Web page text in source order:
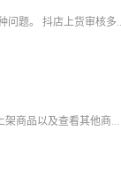
爱用科技将为大家分享抖店上货审核多久,抖音小店的商品审核多久等内容，希
抖音小店作为新兴的电商平台，为商家提供了丰富的运营工具和数据分析功能。本文将为你详细解析抖音商家如何上架商品以及查看其他商家数据的方法，帮助你更好地了解抖音小店的运营流程和市场动态。 1.